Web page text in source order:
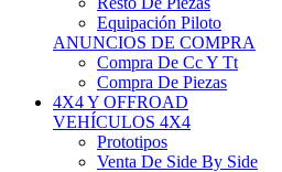
Equipación Piloto
ANUNCIOS DE COMPRA
Compra De Cc Y Tt
Compra De Piezas
4X4 Y OFFROAD
VEHÍCULOS 4X4
Prototipos
Venta De Side By Side